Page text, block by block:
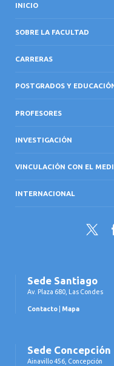
INICIO
SOBRE LA FACULTAD
CARRERAS
POSTGRADOS Y
PROFESORES
INVESTIGACIÓN
VINCULACIÓN CON EL
INTERNACIONAL
Twitter
Sede Santiago
Av. Plaza 680, Las Condes
Contacto Mapa
Sede Concepción
Ainavillo 456, Concepción